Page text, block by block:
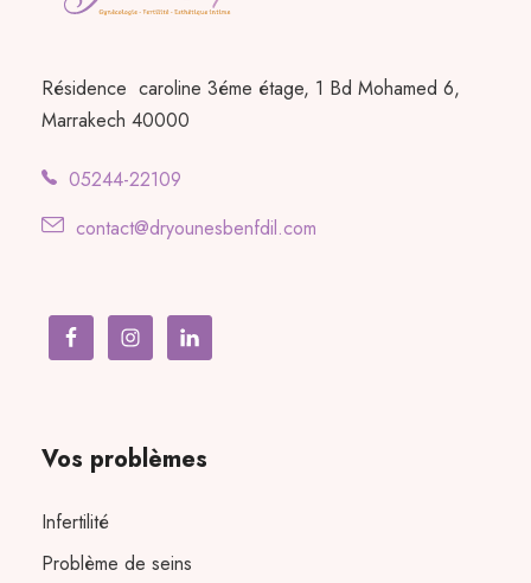
Résidence caroline 3éme étage, 1 Bd Mohamed 6,
Marrakech 40000
05244-22109
contact@dryounesbenfdil.com
Vos problèmes
Infertilité
Problème de seins